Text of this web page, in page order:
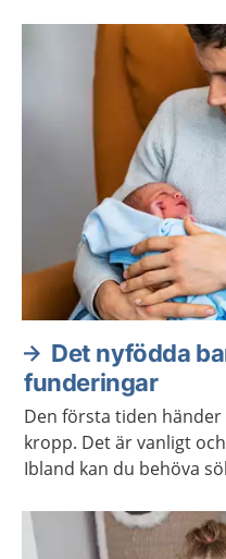
Det nyfödda
funderingar
Den första tiden
kropp. Det är vanligt
Ibland kan du behöva